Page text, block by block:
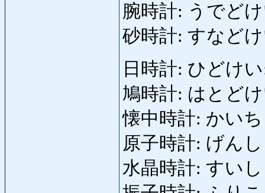
腕時計: うでど
砂時計: すなどけ
日時計: ひどけ
鳩時計: はとど
懐中時計: かい
原子時計: げん
水晶時計: すい